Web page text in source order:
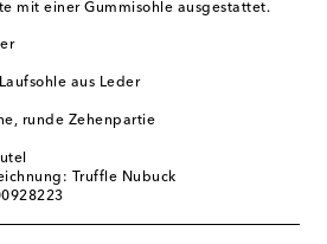
mit einer Gummisohle ausgestattet.
aus Leder
runde Zehenpartie
Truffle Nubuck